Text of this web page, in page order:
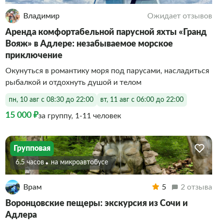
Владимир Ожидает отзывов
Аренда комфортабельной парусной яхты «Гранд
Вояж» в Адлере: незабываемое морское
приключение
Окунуться в романтику моря под парусами, насладиться
рыбалкой и отдохнуть душой и телом
пн, 10 авг с 08:30 до 22:00 вт, 11 авг с 06:00 до 22:00
15 000 ₽за группу, 1-11 человек
Групповая
6.5 часов На микроавтобусе
Врам 5 2 отзыва
Воронцовские пещеры: экскурсия из Сочи и
Адлера